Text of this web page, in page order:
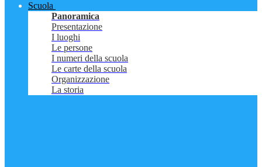
Scuola
Panoramica
Presentazione
I luoghi
Le persone
I numeri della scuola
Le carte della scuola
Organizzazione
La storia